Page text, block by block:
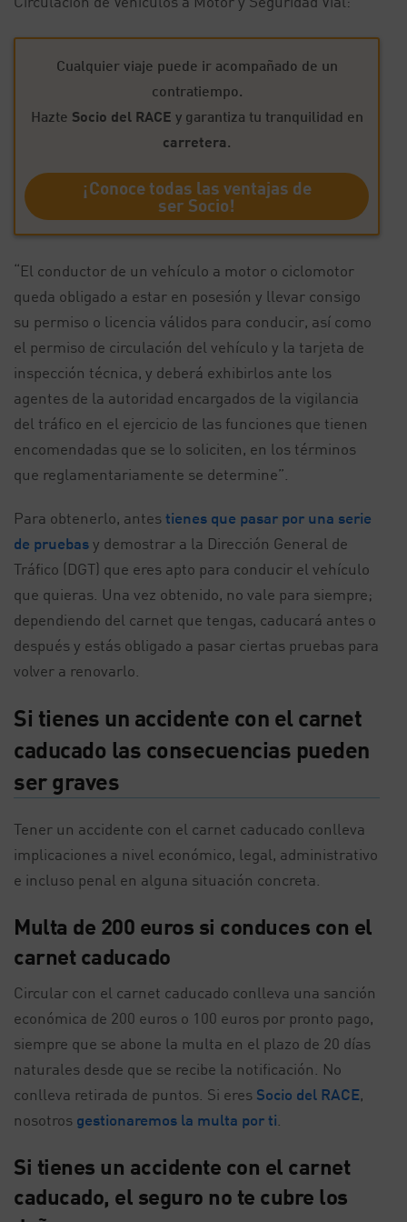
Cualquier viaje puede ir acompañado de un
contratiempo.
Hazte Socio del RACE y garantiza tu tranquilidad en
carretera.
¡Conoce todas las ventajas de
ser Socio!
“El conductor de un vehículo a motor o ciclomotor
queda obligado a estar en posesión y llevar consigo
su permiso o licencia válidos para conducir, así como
el permiso de circulación del vehículo y la tarjeta de
inspección técnica, y deberá exhibirlos ante los
agentes de la autoridad encargados de la vigilancia
del tráfico en el ejercicio de las funciones que tienen
encomendadas que se lo soliciten, en los términos
que reglamentariamente se determine”.
Para obtenerlo, antestienes que pasar por una serie
de pruebasy demostrar a la Dirección General de
Tráfico (DGT) que eres apto para conducir el vehículo
que quieras. Una vez obtenido, no vale para siempre;
dependiendo del carnet que tengas, caducará antes o
después y estás obligado a pasar ciertas pruebas para
volver a renovarlo.
Si tienes un accidente con el carnet
caducado las consecuencias pueden
ser graves
Tener un accidente con el carnet caducado conlleva
implicaciones a nivel económico, legal, administrativo
e incluso penal en alguna situación concreta.
Multa de 200 euros si conduces con el
carnet caducado
Circular con el carnet caducado conlleva una sanción
económica de 200 euros o 100 euros por pronto pago,
siempre que se abone la multa en el plazo de 20 días
naturales desde que se recibe la notificación. No
conlleva retirada de puntos. Si eres Socio del RACE,
nosotros gestionaremos la multa por ti
Si tienes un accidente con el carnet
caducado, el seguro no te cubre los